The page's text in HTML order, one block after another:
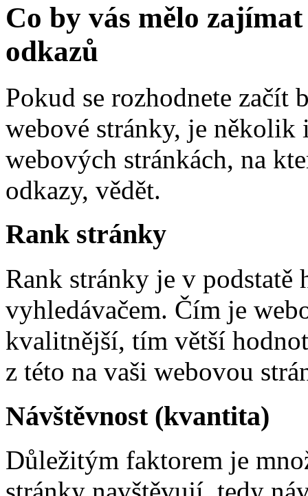
Co by vás mělo
odkazů
Pokud se rozhodnete začít
webové stránky, je
webových stránkách, na
odkazy, vědět.
Rank stránky
Rank stránky je v podstatě
vyhledávačem. Čím je
kvalitnější, tím větší
z této na vaši webovou
Návštěvnost (kvantita)
Důležitým faktorem je